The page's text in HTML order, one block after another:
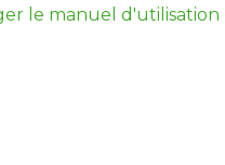
le manuel d'utilisation